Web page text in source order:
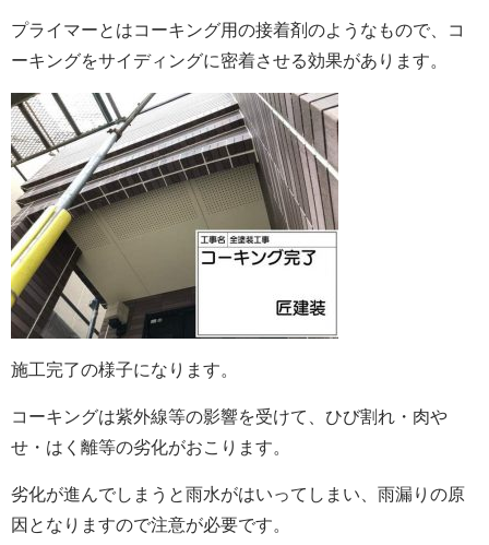
プライマーとはコーキング用の接着剤のようなもので、コ
ーキングをサイディングに密着させる効果があります。
施工完了の様子になります。
コーキングは紫外線等の影響を受けて、ひび割れ・肉や
せ・はく離等の劣化がおこります。
劣化が進んでしまうと雨水がはいってしまい、雨漏りの原
因となりますので注意が必要です。